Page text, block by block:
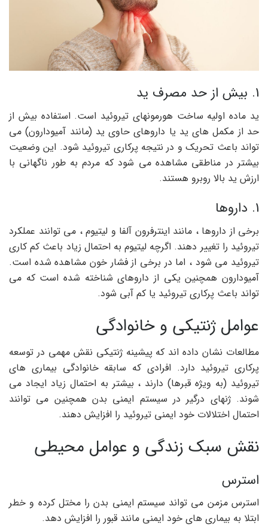
1. بیش از حد مصرف ید
ید ماده اولیه ساخت هورمونهای تیروئید است. استفاده بیش از
حد از مکمل های ید یا داروهای حاوی ید (مانند آمیودارون) می
تواند باعث تحریک و در نتیجه پرکاری تیروئید شود. این وضعیت
بیشتر در مناطقی مشاهده می شود که مردم به طور ناگهانی با
ارزش ید بالا روبرو هستند.
1. داروها
برخی از داروها ، مانند اینترفرون آلفا و لیتیوم ، می توانند عملکرد
تیروئید را تغییر دهند. اگرچه لیتیوم به احتمال زیاد باعث کم کاری
تیروئید می شود ، اما در برخی از فشار خون مشاهده شده است.
آمیودارون همچنین یکی از داروهای شناخته شده است که می
تواند باعث پرکاری تیروئید یا کم آبی شود.
عوامل ژنتیکی و خانوادگی
مطالعات نشان داده اند که پیشینه ژنتیکی نقش مهمی در توسعه
پرکاری تیروئید دارد. افرادی که سابقه خانوادگی بیماری های
تیروئید (به ویژه قبرها) دارند ، بیشتر به احتمال زیاد ایجاد می
شوند. ژنهای درگیر در سیستم ایمنی بدن همچنین می توانند
احتمال اختلالات خود ایمنی تیروئید را افزایش دهند.
نقش سبک زندگی و عوامل محیطی
استرس
استرس مزمن می تواند سیستم ایمنی بدن را مختل کرده و خطر
ابتلا به بیماری های خود ایمنی مانند قبور را افزایش دهد.